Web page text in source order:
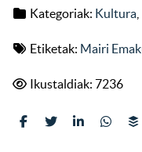
Kategoriak: Kultura
Etiketak: Mairi
Ikustaldiak: 7236